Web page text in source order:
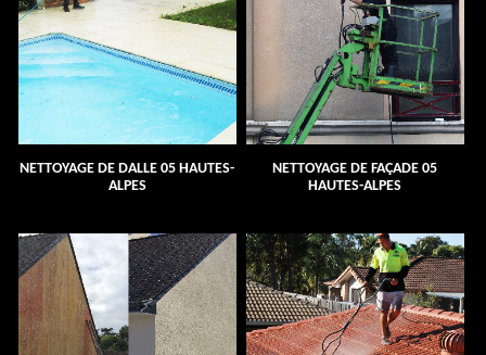
NETTOYAGE DE DALLE 05 HAUTES-
ALPES
NETTOYAGE DE FAÇADE 05
HAUTES-ALPES